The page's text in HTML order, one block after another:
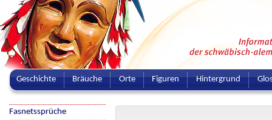
Geschichte Bräuche Orte Figuren Hintergrund
Fasnetssprüche